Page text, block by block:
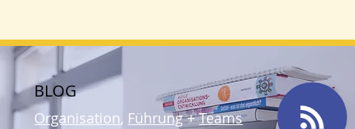
BLOG
Organisation, Führung+Teams